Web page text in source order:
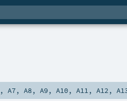
,A7,A8,A9,A10,A11,A12,